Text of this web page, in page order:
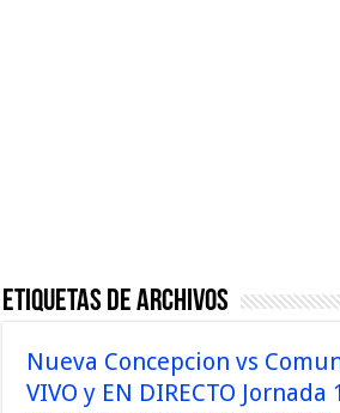
Etiquetas de Archivos
Nueva Concepcion vs
VIVO y EN DIRECTO